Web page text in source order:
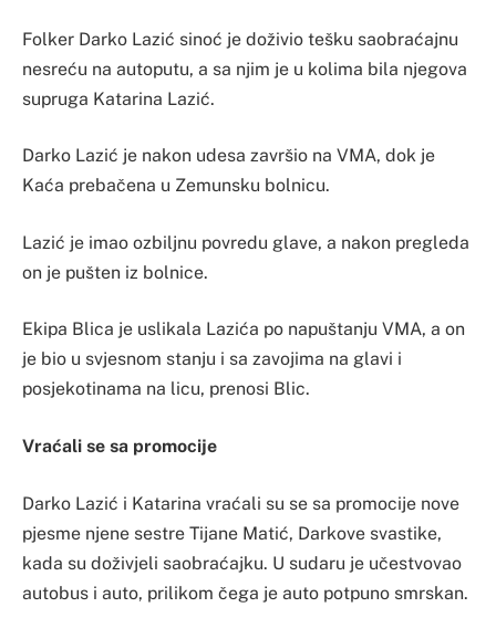
Folker Darko Lazić sinoć je doživio tešku saobraćajnu
nesreću na autoputu, a sa njim je u kolima bila njegova
supruga Katarina Lazić.
Darko Lazić je nakon udesa završio na VMA, dok je
Kaća prebačena u Zemunsku bolnicu.
Lazić je imao ozbiljnu povredu glave, a nakon pregleda
on je pušten iz bolnice.
Ekipa Blica je uslikala Lazića po napuštanju VMA, a on
je bio u svjesnom stanju i sa zavojima na glavi i
posjekotinama na licu, prenosi Blic.
Vraćali se sa promocije
Darko Lazić i Katarina vraćali su se sa promocije nove
pjesme njene sestre Tijane Matić, Darkove svastike,
kada su doživjeli saobraćajku. U sudaru je učestvovao
autobus i auto, prilikom čega je auto potpuno smrskan.